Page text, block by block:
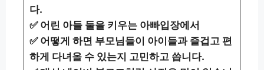
다.
✅ 어린 아들 둘을 키우는 아빠입장에서
✅ 어떻게 하면 부모님들이 아이들과 즐겁고 편
하게 다녀올 수 있는지 고민하고 씁니다.